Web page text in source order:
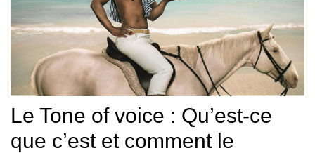
Le Tone of voice : Qu’est-ce
que c’est et comment le